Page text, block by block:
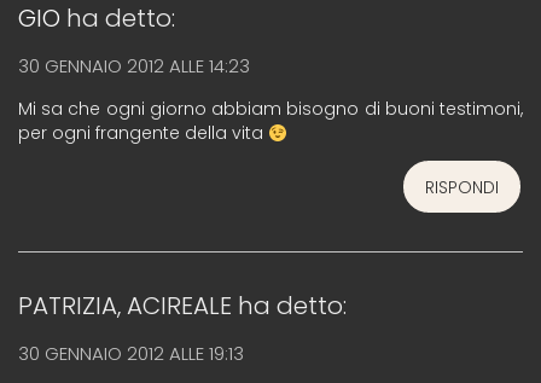
GIO ha detto:
30 GENNAIO 2012 ALLE 14:23
Mi sa che ogni giorno abbiam bisogno di buoni testimoni,
per ogni frangente della vita
RISPONDI
PATRIZIA, ACIREALE ha detto:
30 GENNAIO 2012 ALLE 19:13